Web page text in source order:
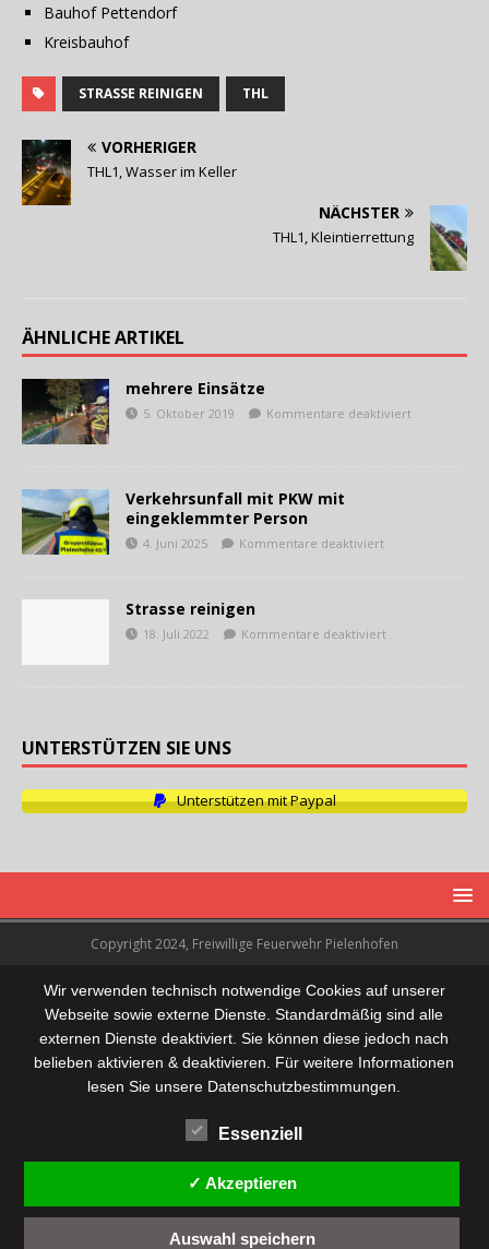
Bauhof Pettendorf
Kreisbauhof
STRASSE REINIGEN THL
VORHERIGER
THL1, Wasser im Keller
NÄCHSTER
THL1, Kleintierrettung
ÄHNLICHE ARTIKEL
mehrere Einsätze
5. Oktober 2019 Kommentare deaktiviert
Verkehrsunfall mit PKW mit
eingeklemmter Person
4. Juni 2025 Kommentare deaktiviert
Strasse reinigen
18. Juli 2022 Kommentare deaktiviert
UNTERSTÜTZEN SIE UNS
Unterstützen mit Paypal
Copyright 2024, Freiwillige Feuerwehr Pielenhofen
Wir verwenden technisch notwendige Cookies auf unserer
Webseite sowie externe Dienste. Standardmäßig sind alle
externen Dienste deaktiviert. Sie können diese jedoch nach
belieben aktivieren & deaktivieren. Für weitere Informationen
lesen Sie unsere Datenschutzbestimmungen.
Essenziell
✓ Akzeptieren
Auswahl speichern